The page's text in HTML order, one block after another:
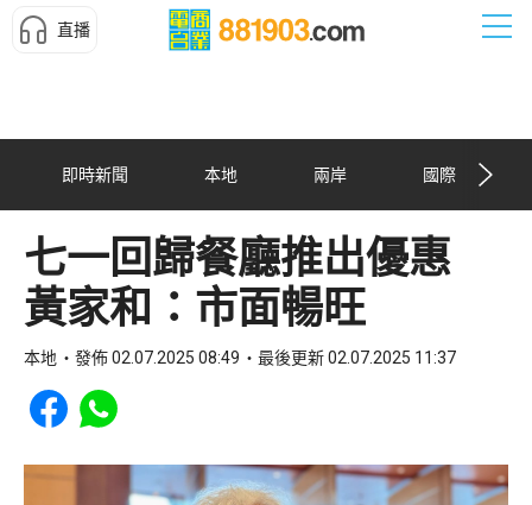
直播
即時新聞 本地 兩岸 國際
七一回歸餐廳推出優惠
黃家和：市面暢旺
本地 發佈 02.07.2025 08:49 最後更新 02.07.2025 11:37
Share to Facebook
Share to WhatsApp